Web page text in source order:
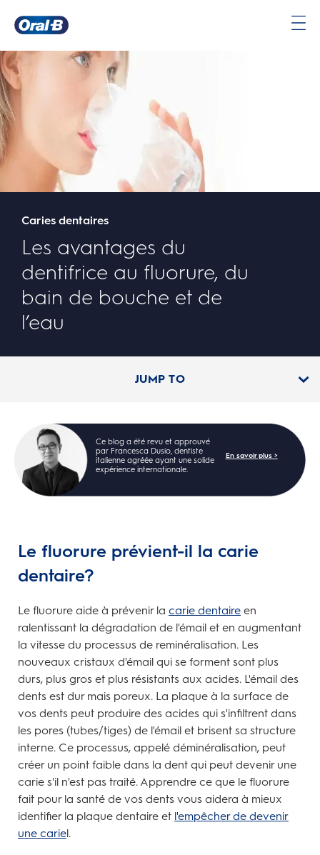
d’accueil
Caries dentaires
Les avantages du
dentifrice au fluorure, du
bain de bouche et de
l’eau
JUMP TO
Ce blog a été revu et approuvé
par Francesca Dusio, dentiste
italienne agréée ayant une solide
expérience internationale.
En savoir plus >
Le fluorure prévient-il la carie
dentaire?
Le fluorure aide à prévenir la carie dentaire en
ralentissant la dégradation de l'émail et en augmentant
la vitesse du processus de reminéralisation. Les
nouveaux cristaux d'émail qui se forment sont plus
durs, plus gros et plus résistants aux acides. L'émail des
dents est dur mais poreux. La plaque à la surface de
vos dents peut produire des acides qui s'infiltrent dans
les pores (tubes/tiges) de l'émail et brisent sa structure
interne. Ce processus, appelé déminéralisation, peut
créer un point faible dans la dent qui peut devenir une
carie s'il n'est pas traité. Apprendre ce que le fluorure
fait pour la santé de vos dents vous aidera à mieux
identifier la plaque dentaire et l'empêcher de devenir
une cariel.